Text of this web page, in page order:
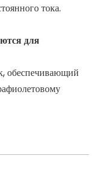
тока.
для
обеспечивающий